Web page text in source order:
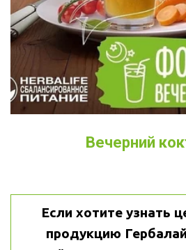
Вечерний
Если хотите узнать
продукцию